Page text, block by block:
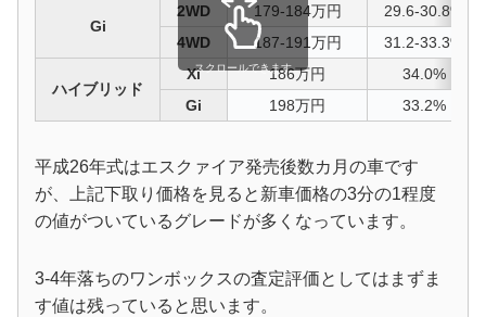
Gi
2WD 179-184万円
29.6-30.8%
4WD
187-191万円 31.2-33.3%
ハイブリッド
Xi 186万円
34.0%
Gi
198万円 33.2%
スクロールできます
平成26年式はエスクァイア発売後数カ月の車です
が、上記下取り価格を見ると新車価格の3分の1程度
の値がついているグレードが多くなっています。
3-4年落ちのワンボックスの査定評価としてはまずま
す値は残っていると思います。